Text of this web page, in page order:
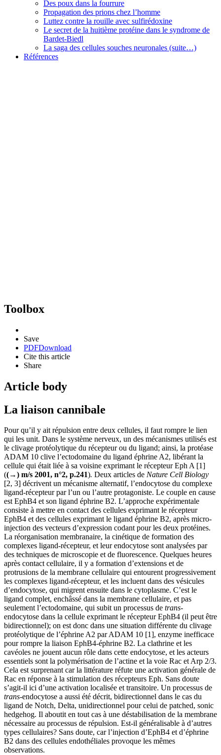
Des poux dans la fourrure
Propagation des prions chez l’homme
Luttez contre la rouille avec sulfirédoxine
Le secret de la huitième protéine dans le syndrome de
Bardet-Biedl
La saga des cellules souches neuronales (suite…)
Références
Toolbox
Save
PDFDownload
Cite this article
Share
Article body
La liaison cannibale
Pour qu’il y ait répulsion entre deux cellules, il faut rompre le lien
qui les unit. Dans le système nerveux, un des mécanismes utilisés est
le clivage protéolytique du récepteur ou du ligand; ainsi, la protéase
ADAM 10 clive l’ectodomaine du ligand éphrine A2, libérant la
cellule qui était liée à sa voisine exprimant le récepteur Eph A [1]
((→) m/s 2001, n°2, p.241). Deux articles de Nature Cell Biology
[2, 3] décrivent un mécanisme alternatif, l’endocytose du complexe
ligand-récepteur par l’un ou l’autre protagoniste. Le couple en cause
est EphB4 et son ligand éphrine B2. L’approche expérimentale
consiste à mettre en contact des cellules exprimant le récepteur
EphB4 et des cellules exprimant le ligand éphrine B2, après micro-
injection des vecteurs d’expression codant pour les deux protéines.
La réorganisation membranaire, la cinétique de formation des
complexes ligand-récepteur, et leur endocytose sont analysées par
des techniques de microscopie et de fluorescence. Quelques heures
après contact cellulaire, il y a formation d’extensions et de
protrusions de la membrane cellulaire qui entourent progressivement
les complexes ligand-récepteur, et les incluent dans des vésicules
d’endocytose, qui migrent ensuite dans le cytoplasme. C’est le
ligand complet, enchâssé dans la membrane cellulaire, et pas
seulement l’ectodomaine, qui subit un processus de trans-
endocytose dans la cellule exprimant le récepteur EphB4 (il peut être
bidirectionnel); on est donc dans une situation différente du clivage
protéolytique de l’éphrine A2 par ADAM 10 [1], enzyme inefficace
pour rompre la liaison EphB4-éphrine B2. La clathrine et les
cavéoles ne jouent aucun rôle dans cette endocytose, et les acteurs
essentiels sont la polymérisation de l’actine et la voie Rac et Arp 2/3.
Cela est surprenant car la littérature réfute une activation générale de
Rac en réponse à la stimulation des récepteurs Eph. Sans doute
s’agit-il ici d’une activation localisée et transitoire. Un processus de
trans-endocytose a aussi été décrit, bidirectionnel dans le cas du
ligand de Notch, Delta, unidirectionnel pour celui de patched, sonic
hedgehog. Il aboutit en tout cas à une déstabilisation de la membrane
nécessaire au processus de répulsion. Est-il généralisable à d’autres
types cellulaires? Sans doute, car l’injection d’EphB4 et d’éphrine
B2 dans des cellules endothéliales provoque les mêmes
observations.